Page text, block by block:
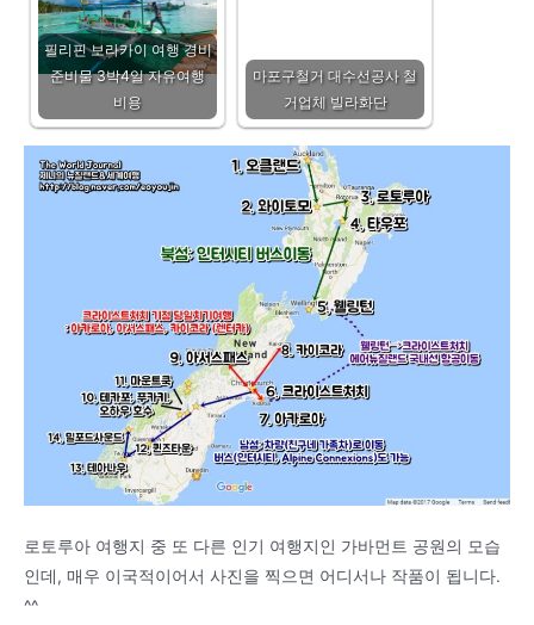
필리핀 보라카이 여행 경비
준비물 3박4일 자유여행
비용
마포구철거 대수선공사 철
거업체 빌라화단
로토루아 여행지 중 또 다른 인기 여행지인 가바먼트 공원의 모습
인데, 매우 이국적이어서 사진을 찍으면 어디서나 작품이 됩니다.
^^